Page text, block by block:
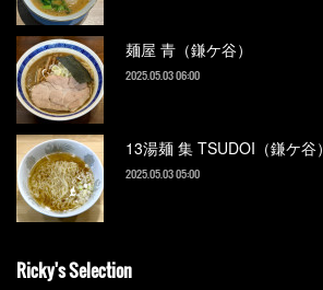
麺屋 青（鎌ケ谷）
2025.05.03 06:00
13湯麺 集 TSUDOI（鎌ケ谷）
2025.05.03 05:00
Ricky's Selection